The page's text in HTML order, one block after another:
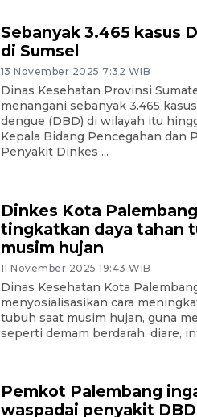
Sebanyak 3.465 kasus
di Sumsel
13 November 2025 7:32 WIB
Dinas Kesehatan Provinsi
menangani sebanyak 3.465
dengue (DBD) di wilayah itu
Kepala Bidang Pencegahan dan
Penyakit Dinkes ...
Dinkes Kota
tingkatkan daya tahan
musim hujan
11 November 2025 19:43 WIB
Dinas Kesehatan Kota
menyosialisasikan cara
tubuh saat musim hujan, guna
seperti demam berdarah, diare,
Pemkot Palembang
waspadai penyakit